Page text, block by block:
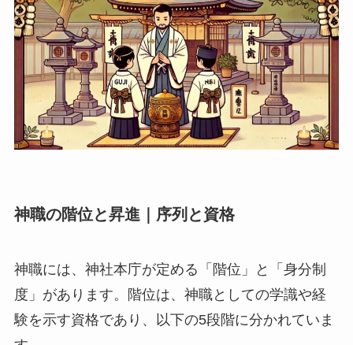
神職の階位と昇進｜序列と資格
神職には、神社本庁が定める「階位」と「身分制
度」があります。階位は、神職としての学識や経
験を示す資格であり、以下の5段階に分かれていま